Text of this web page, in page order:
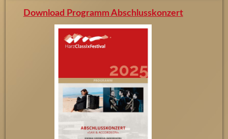
Download Programm Abschlusskonzert